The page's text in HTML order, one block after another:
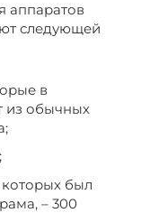
аппаратов
следующей
в
из обычных
которых был
– 300